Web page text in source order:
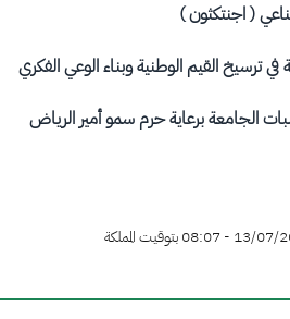
( اجنتكثون⁩ )
ترسيخ القيم الوطنية وبناء الوعي الفكري
تاريخ آخر تعديل 13/07/2026 - 08:07 بتوقيت المملكة